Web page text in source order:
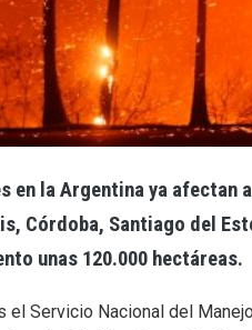
en la Argentina ya afectan
Córdoba, Santiago del
unas 120.000 hectáreas.
el Servicio Nacional del